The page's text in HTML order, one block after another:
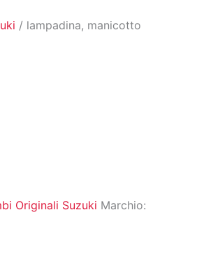
/ lampadina, manicotto
Originali Suzuki Marchio: